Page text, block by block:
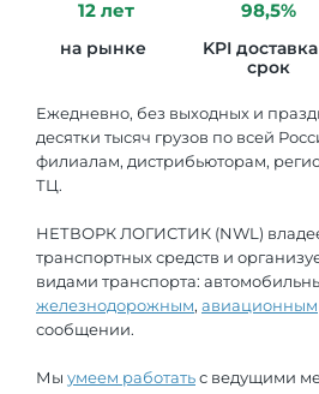
12 лет
на рынке
98,5%
KPI
срок
Ежедневно, без выходных и
десятки тысяч грузов по всей
филиалам, дистрибьюторам,
ТЦ.
НЕТВОРК ЛОГИСТИК (NWL)
транспортных средств и
видами транспорта:
железнодорожным, авиационным
сообщении.
Мы умеем работатьс ведущими